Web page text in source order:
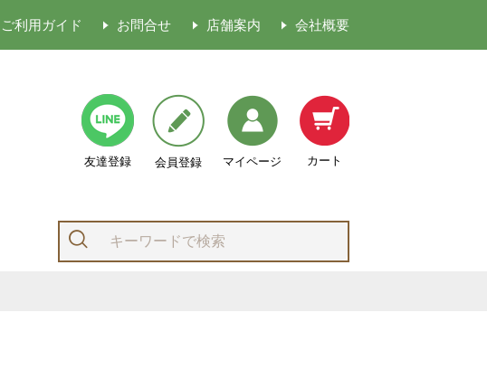
ご利用ガイド お問合せ 店舗案内 会社概要
友達登録 会員登録 マイページ カート